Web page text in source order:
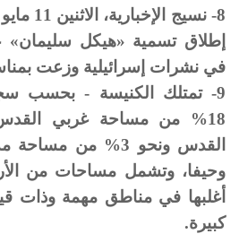
إطلاق تسمية «هيكل
في نشرات إسرائيلية وزعت
9- تمتلك الكنيسة - بحسب
القدس ونحو 3% من
وحيفا، وتشمل مساحات من
أغلبها في مناطق مهمة وذات
كبيرة.